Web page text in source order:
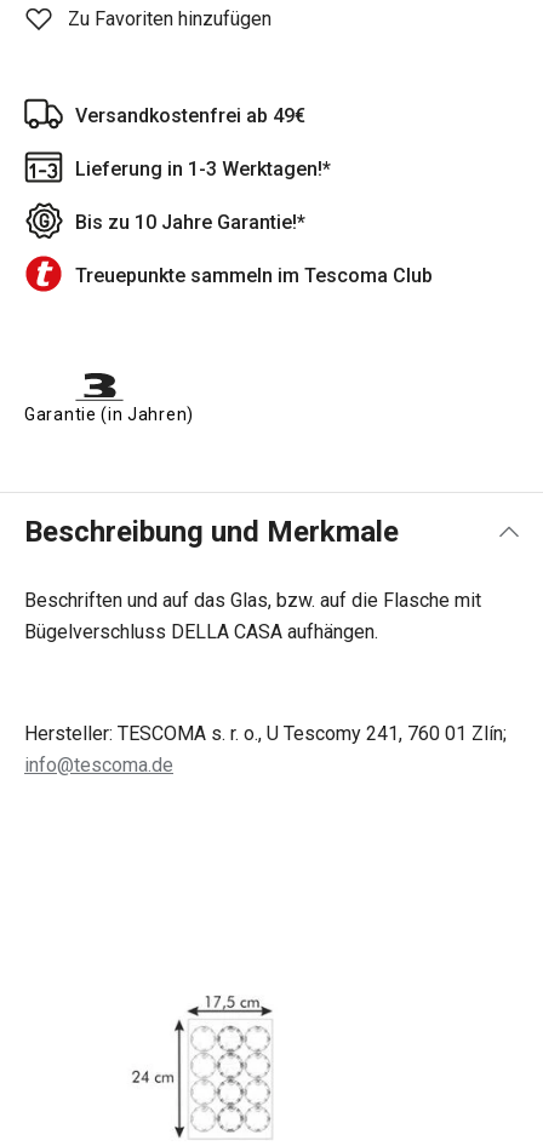
Zu Favoriten hinzufügen
Versandkostenfrei ab 49€
Lieferung in 1-3 Werktagen!*
Bis zu 10 Jahre Garantie!*
Treuepunkte sammeln im Tescoma Club
Garantie (in Jahren)
Beschreibung und Merkmale
Beschriften und auf das Glas, bzw. auf die Flasche mit
Bügelverschluss DELLA CASA aufhängen.
Hersteller: TESCOMA s. r. o., U Tescomy 241, 760 01 Zlín;
info@tescoma.de